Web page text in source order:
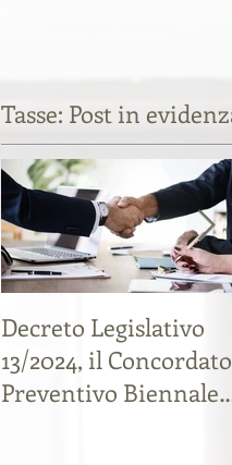
Tasse: Post in
Decreto Legislativo
13/2024, il Concordato
Preventivo Biennale